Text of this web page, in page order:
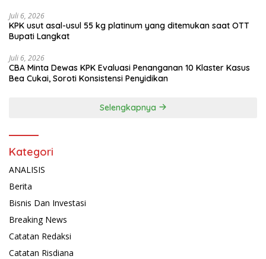
Juli 6, 2026
KPK usut asal-usul 55 kg platinum yang ditemukan saat OTT
Bupati Langkat
Juli 6, 2026
CBA Minta Dewas KPK Evaluasi Penanganan 10 Klaster Kasus
Bea Cukai, Soroti Konsistensi Penyidikan
Selengkapnya
Kategori
ANALISIS
Berita
Bisnis Dan Investasi
Breaking News
Catatan Redaksi
Catatan Risdiana